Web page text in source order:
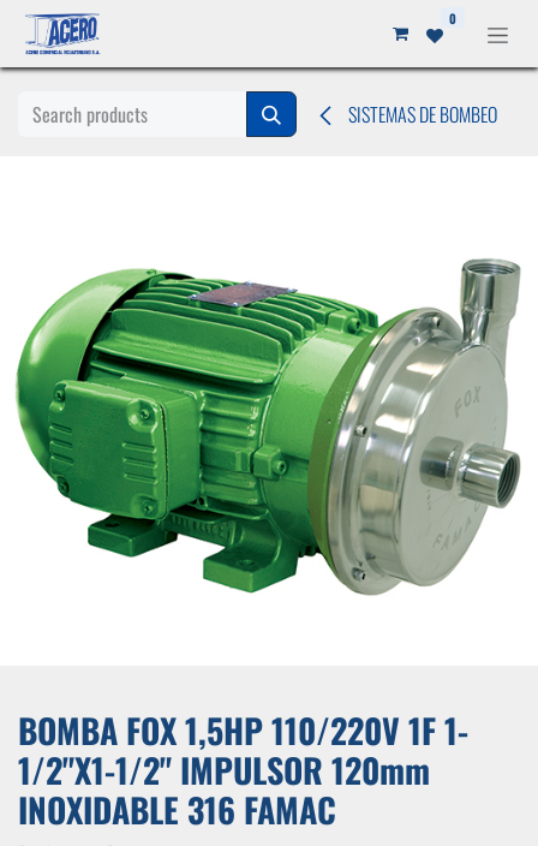
Ir al contenido 0
SISTEMAS DE BOMBEO
BOMBA FOX 1,5HP 110/220V 1F 1-
1/2"X1-1/2" IMPULSOR 120mm
INOXIDABLE 316 FAMAC